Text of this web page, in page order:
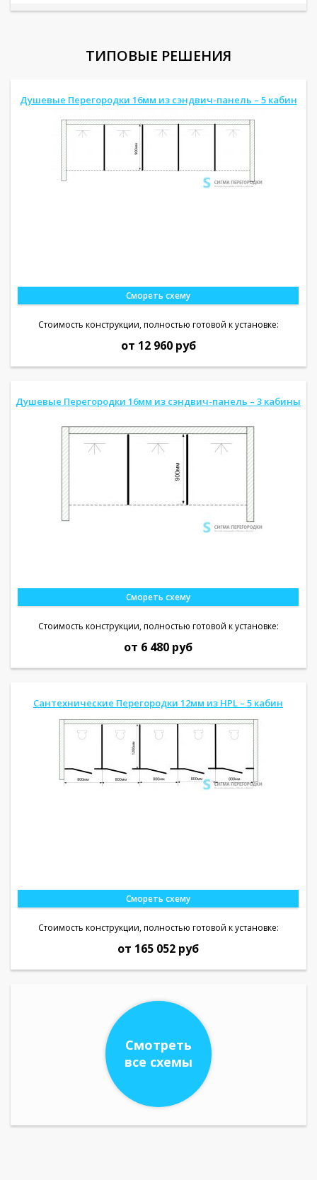
ТИПОВЫЕ РЕШЕНИЯ
Душевые Перегородки 16мм из сэндвич-панель – 5 кабин
Смореть схему
Стоимость конструкции, полностью готовой к установке:
от 12 960 руб
Душевые Перегородки 16мм из сэндвич-панель – 3 кабины
Смореть схему
Стоимость конструкции, полностью готовой к установке:
от 6 480 руб
Сантехнические Перегородки 12мм из HPL – 5 кабин
Смореть схему
Стоимость конструкции, полностью готовой к установке:
от 165 052 руб
Смотреть
все схемы